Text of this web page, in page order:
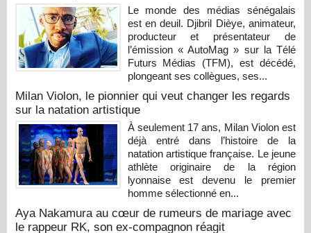
Le monde des médias sénégalais
est en deuil. Djibril Dièye, animateur,
producteur et présentateur de
l’émission « AutoMag » sur la Télé
Futurs Médias (TFM), est décédé,
plongeant ses collègues, ses...
Milan Violon, le pionnier qui veut changer les regards
sur la natation artistique
À seulement 17 ans, Milan Violon est
déjà entré dans l’histoire de la
natation artistique française. Le jeune
athlète originaire de la région
lyonnaise est devenu le premier
homme sélectionné en...
Aya Nakamura au cœur de rumeurs de mariage avec
le rappeur RK, son ex-compagnon réagit